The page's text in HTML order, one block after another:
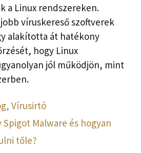
a Linux rendszereken.
víruskereső szoftverek
alakította át hatékony
hogy Linux
jól működjön, mint
,Vírusirtó
Spigot Malware és hogyan
tőle?